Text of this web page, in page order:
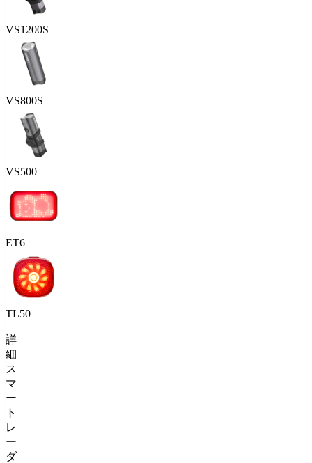
VS1200S
VS800S
VS500
ET6
TL50
詳
細
ス
マ
ー
ト
レ
ー
ダ